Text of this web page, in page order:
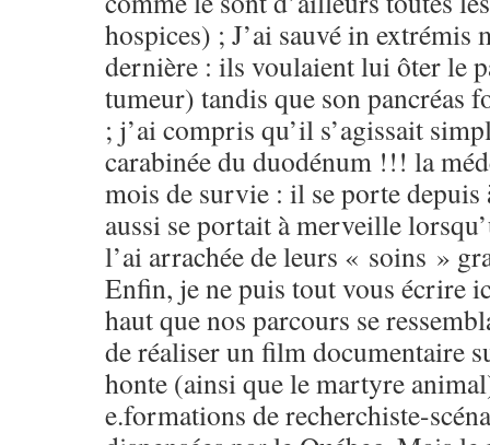
hospices) ; J’ai sauvé in extrémis
dernière : ils voulaient lui ôter le
tumeur) tandis que son pancréas
; j’ai compris qu’il s’agissait
carabinée du duodénum !!! la
mois de survie : il se porte
aussi se portait à merveille
l’ai arrachée de leurs « soins »
Enfin, je ne puis tout vous écrire
haut que nos parcours se
de réaliser un film documentaire
honte (ainsi que le martyre
e.formations de recherchiste-